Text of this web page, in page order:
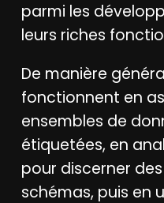
parmi les
leurs riches
De manière
fonctionnent en
ensembles de
étiquetées, en
pour discerner
schémas, puis en